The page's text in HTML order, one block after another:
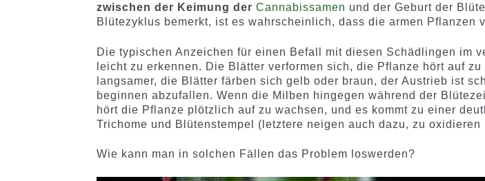
zwischen der Keimung derCannabissamen und der Geburt der
Blütezyklus bemerkt, ist es wahrscheinlich, dass die armen Pflanzen
Die typischen Anzeichen für einen Befall mit diesen Schädlingen im
leicht zu erkennen. Die Blätter verformen sich, die Pflanze hört auf zu
langsamer, die Blätter färben sich gelb oder braun, der Austrieb ist
beginnen abzufallen. Wenn die Milben hingegen während der
hört die Pflanze plötzlich auf zu wachsen, und es kommt zu einer
Trichome und Blütenstempel (letztere neigen auch dazu, zu oxidieren
Wie kann man in solchen Fällen das Problem loswerden?